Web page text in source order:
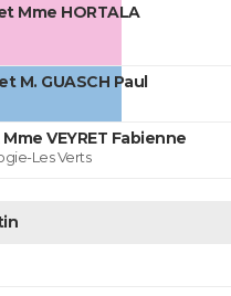
Mme HORTALA
M. GUASCH Paul
VEYRET Fabienne
Les Verts